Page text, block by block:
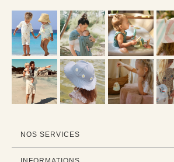
NOS SERVICES